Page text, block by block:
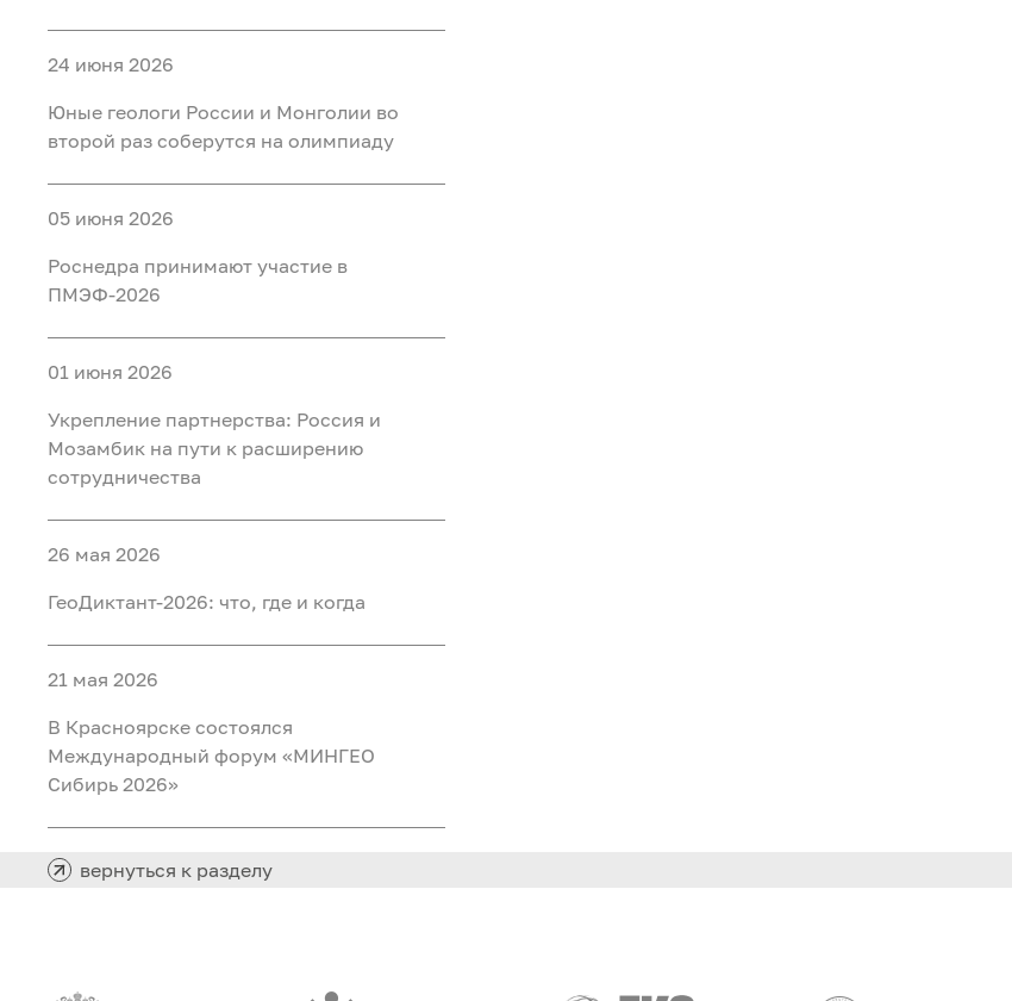
24 июня 2026
Юные геологи России и Монголии во
второй раз соберутся на олимпиаду
05 июня 2026
Роснедра принимают участие в
ПМЭФ-2026
01 июня 2026
Укрепление партнерства: Россия и
Мозамбик на пути к расширению
сотрудничества
26 мая 2026
ГеоДиктант-2026: что, где и когда
21 мая 2026
В Красноярске состоялся
Международный форум «МИНГЕО
Сибирь 2026»
вернуться к разделу